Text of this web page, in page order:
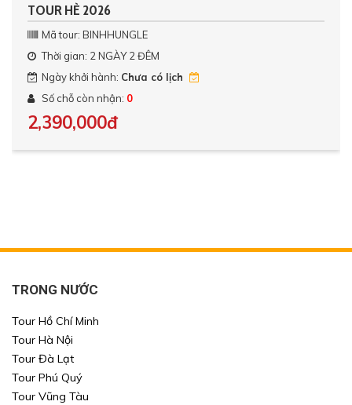
TOUR HÈ 2026
Mã tour: BINHHUNGLE
Thời gian: 2 NGÀY 2 ĐÊM
Ngày khởi hành: Chưa có lịch
Số chỗ còn nhận: 0
2,390,000đ
TRONG NƯỚC
Tour Hồ Chí Minh
Tour Hà Nội
Tour Đà Lạt
Tour Phú Quý
Tour Vũng Tàu